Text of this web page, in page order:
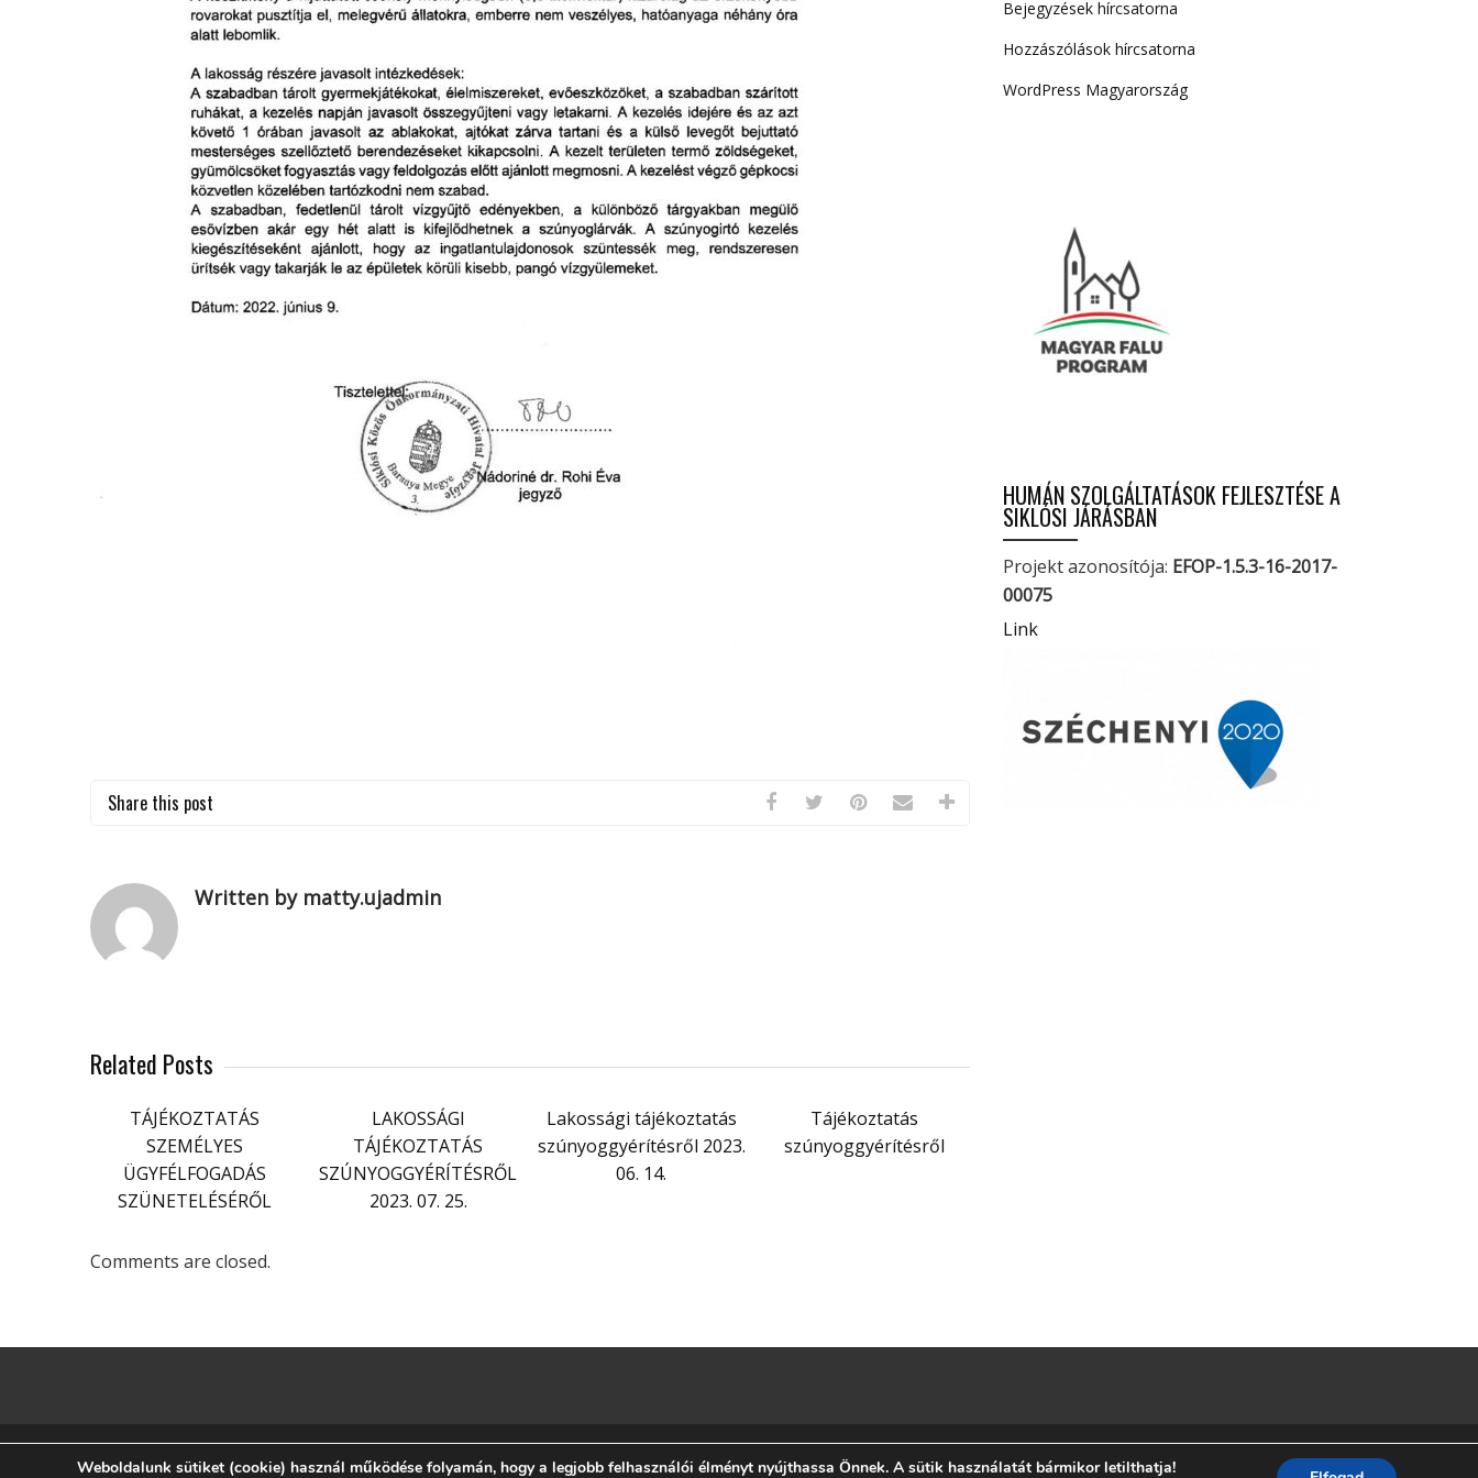
Share this post
Written by matty.ujadmin
Related Posts
TÁJÉKOZTATÁS
SZEMÉLYES
ÜGYFÉLFOGADÁS
SZÜNETELÉSÉRŐL
LAKOSSÁGI
TÁJÉKOZTATÁS
SZÚNYOGGYÉRÍTÉSRŐL
2023. 07. 25.
Lakossági tájékoztatás
szúnyoggyérítésről 2023.
06. 14.
Tájékoztatás
szúnyoggyérítésről
Comments are closed.
Bejegyzések hírcsatorna
Hozzászólások hírcsatorna
WordPress Magyarország
HUMÁN SZOLGÁLTATÁSOK FEJLESZTÉSE A
SIKLÓSI JÁRÁSBAN
Projekt azonosítója: EFOP-1.5.3-16-2017-
00075
Link
Eco Recycling @2014 byPREMIUMCODING| Powered by:WORDPRESS
Weboldalunk sütiket (cookie) használ működése folyamán, hogy a legjobb felhasználói élményt nyújthassa Önnek. A sütik használatát bármikor letilthatja!